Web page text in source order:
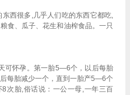
西很多,几乎人们吃的东西它都吃,
食、瓜子、花生和油榨食品。一只
怀孕。第一胎5—6个，以后每胎
每胎减少一个，直到一胎产5—6个
次胎,俗话说：一公一母,一年三百